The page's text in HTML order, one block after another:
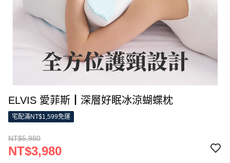
ELVIS 愛菲斯┃深層好眠冰涼蝴蝶枕
宅配滿NT$1,599免運
NT$5,980
NT$3,980